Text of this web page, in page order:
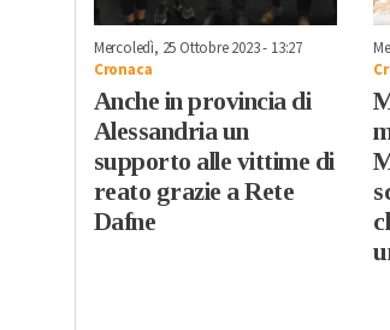
Mercoledì, 25 Ottobre 2023 - 13:27
Cronaca
Anche in provincia di
Alessandria un
supporto alle vittime di
reato grazie a Rete
Dafne